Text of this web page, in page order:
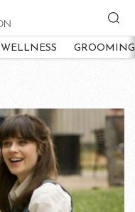
WELLNESS GROOMING